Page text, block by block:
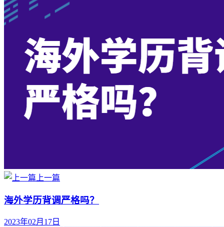
上一篇
海外学历背调严格吗？
2023年02月17日